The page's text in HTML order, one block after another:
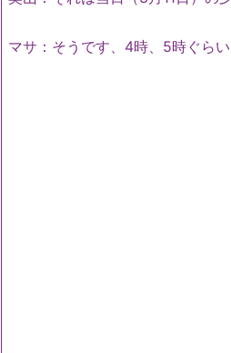
マサ：そうです、4時、5時ぐらい